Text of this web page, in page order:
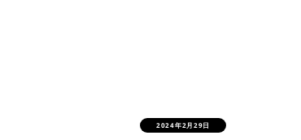
2024年2月29日